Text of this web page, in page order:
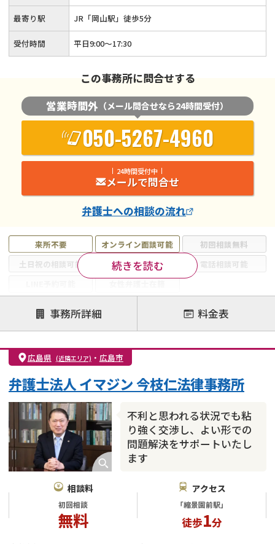
来所不要 オンライン面談可能
初回相談無料
土日祝の相談可能
19時以降電話可能
電話相談可能
注力案件
離婚前相談
離婚調停
離婚裁判
親権・面会交流権
DV
モラハラ
不貞・不倫慰謝料請求
国際離婚
財産分与
内縁の夫婦 熟年離婚
続きを読む
最寄り駅 JR「岡山駅」徒歩5分
受付時間 平日9:00〜17:30
この事務所に問合せする
営業時間外 （メール問合せなら24時間受付）
050-5267-4960
24時間受付中
メールで問合せ
弁護士への相談の流れ
事務所詳細 料金表
広島県 (近隣エリア) ・ 広島市
不利と思われる状況でも粘
り強く交渉し、よい形での
問題解決をサポートいたし
ます
弁護士法人 イマジン 今枝仁法律事務所
相談料
初回相談
無料
アクセス
「縮景園前駅」
徒歩1分